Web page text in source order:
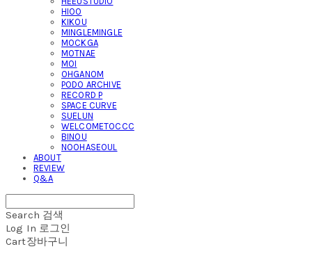
HIOO
KIKOU
MINGLEMINGLE
MOCKGA
MOTNAE
MOI
OHGANOM
PODO ARCHIVE
RECORD P
SPACE CURVE
SUELUN
WELCOMETOCCC
BINOU
NOOHASEOUL
ABOUT
REVIEW
Q&A
Search 검색
Log In 로그인
Cart장바구니